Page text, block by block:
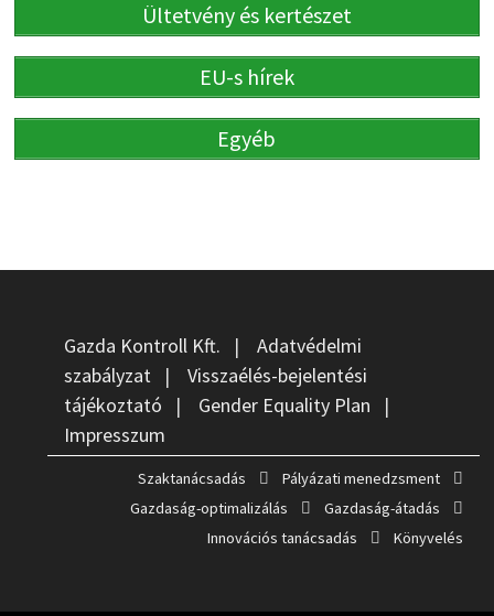
Ültetvény és kertészet
EU-s hírek
Egyéb
Gazda Kontroll Kft. | Adatvédelmi
szabályzat| Visszaélés-bejelentési
tájékoztató | Gender Equality Plan |
Impresszum
Szaktanácsadás
Pályázati menedzsment
Gazdaság-optimalizálás
Gazdaság-átadás
Innovációs tanácsadás
Könyvelés